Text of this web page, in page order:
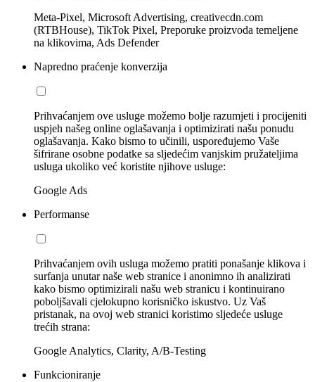
Meta-Pixel, Microsoft Advertising, creativecdn.com
(RTBHouse), TikTok Pixel, Preporuke proizvoda temeljene
na klikovima, Ads Defender
Napredno praćenje konverzija
Prihvaćanjem ove usluge možemo bolje razumjeti i procijeniti
uspjeh našeg online oglašavanja i optimizirati našu ponudu
oglašavanja. Kako bismo to učinili, uspoređujemo Vaše
šifrirane osobne podatke sa sljedećim vanjskim pružateljima
usluga ukoliko već koristite njihove usluge:
Google Ads
Performanse
Prihvaćanjem ovih usluga možemo pratiti ponašanje klikova i
surfanja unutar naše web stranice i anonimno ih analizirati
kako bismo optimizirali našu web stranicu i kontinuirano
poboljšavali cjelokupno korisničko iskustvo. Uz Vaš
pristanak, na ovoj web stranici koristimo sljedeće usluge
trećih strana:
Google Analytics, Clarity, A/B-Testing
Funkcioniranje